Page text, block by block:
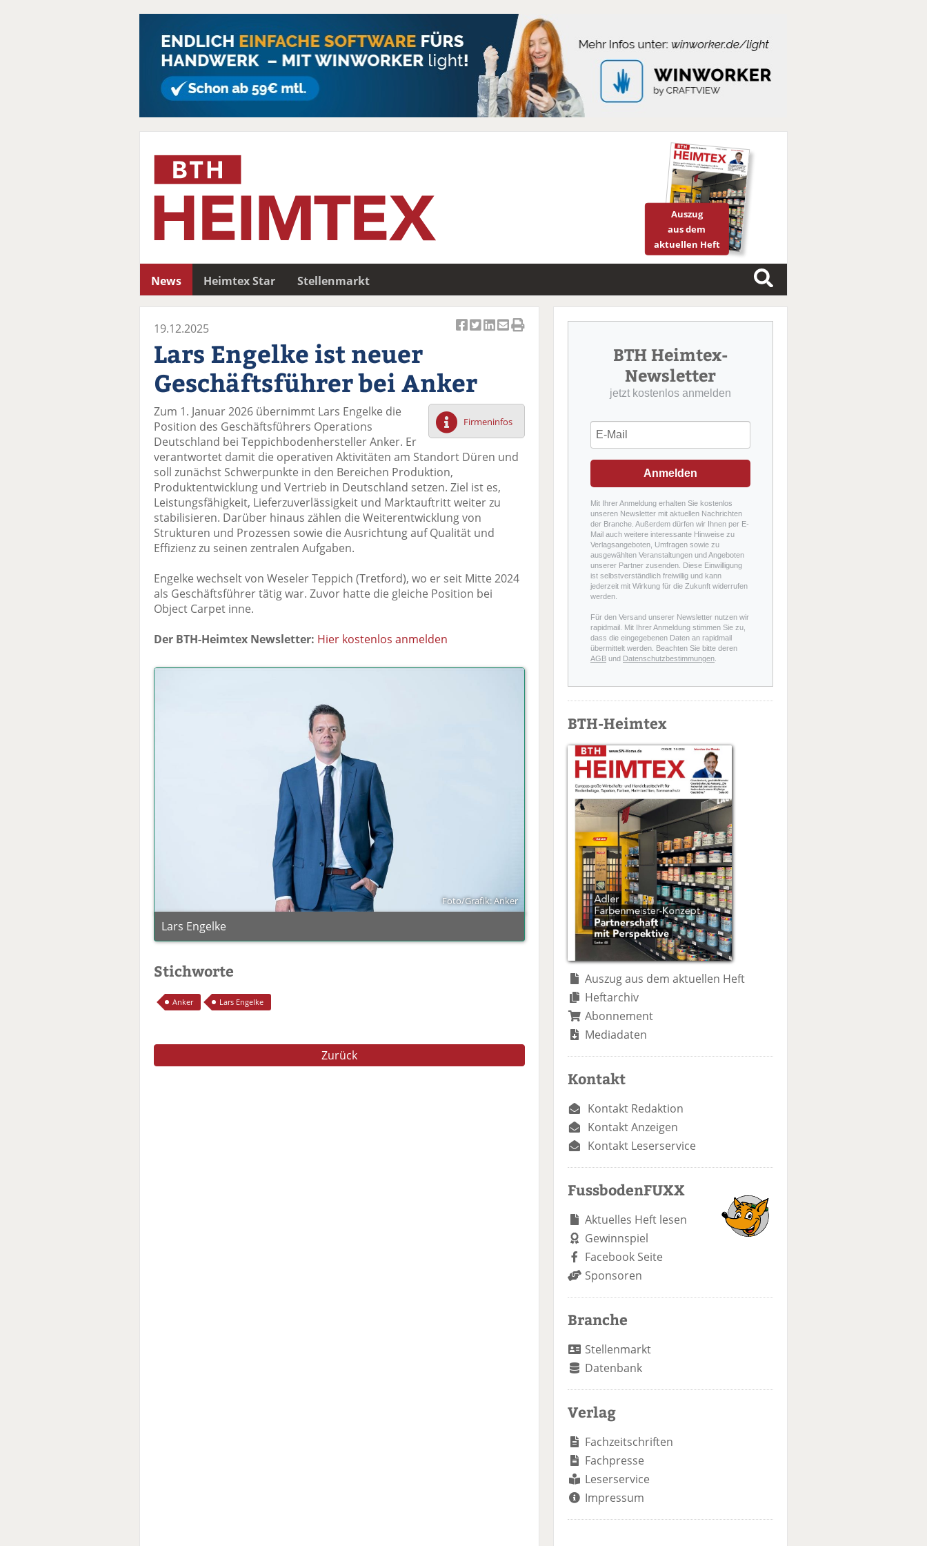
Auszug
aus dem
aktuellen Heft
News Heimtex Star
Stellenmarkt
S
u
c
el
a
uf
F
e
o
o
k
te
n
el
t
wi
tt
n
a
uf
Li
k
di
n
il
p
er
E
ai
v
er
n
D
ru
ck
n
19.12.2025
Lars Engelke ist neuer
Geschäftsführer bei Anker
Firmeninfos
Zum 1. Januar 2026 übernimmt Lars Engelke die
Position des Geschäftsführers Operations
Deutschland bei Teppichbodenhersteller Anker. Er
verantwortet damit die operativen Aktivitäten am Standort Düren und
soll zunächst Schwerpunkte in den Bereichen Produktion,
Produktentwicklung und Vertrieb in Deutschland setzen. Ziel ist es,
Leistungsfähigkeit, Lieferzuverlässigkeit und Marktauftritt weiter zu
stabilisieren. Darüber hinaus zählen die Weiterentwicklung von
Strukturen und Prozessen sowie die Ausrichtung auf Qualität und
Effizienz zu seinen zentralen Aufgaben.
Engelke wechselt von Weseler Teppich (Tretford), wo er seit Mitte 2024
als Geschäftsführer tätig war. Zuvor hatte die gleiche Position bei
Object Carpet inne.
Der BTH-Heimtex Newsletter: Hier kostenlos anmelden
Foto/Grafik: Anker
Lars Engelke
Stichworte
Anker Lars Engelke
Zurück
BTH Heimtex-
Newsletter
jetzt kostenlos anmelden
Anmelden
Mit Ihrer Anmeldung erhalten Sie kostenlos
unseren Newsletter mit aktuellen Nachrichten
der Branche. Außerdem dürfen wir Ihnen per E-
Mail auch weitere interessante Hinweise zu
Verlagsangeboten, Umfragen sowie zu
ausgewählten Veranstaltungen und Angeboten
unserer Partner zusenden. Diese Einwilligung
ist selbstverständlich freiwillig und kann
jederzeit mit Wirkung für die Zukunft widerrufen
werden.
Für den Versand unserer Newsletter nutzen wir
rapidmail. Mit Ihrer Anmeldung stimmen Sie zu,
dass die eingegebenen Daten an rapidmail
übermittelt werden. Beachten Sie bitte deren
AGB und Datenschutzbestimmungen
BTH-Heimtex
Auszug aus dem aktuellen Heft
Heftarchiv
Abonnement
Mediadaten
Kontakt
Kontakt Redaktion
Kontakt Anzeigen
Kontakt Leserservice
FussbodenFUXX
Aktuelles Heft lesen
Gewinnspiel
Facebook Seite
Sponsoren
Branche
Stellenmarkt
Datenbank
Verlag
Fachzeitschriften
Fachpresse
Leserservice
Impressum